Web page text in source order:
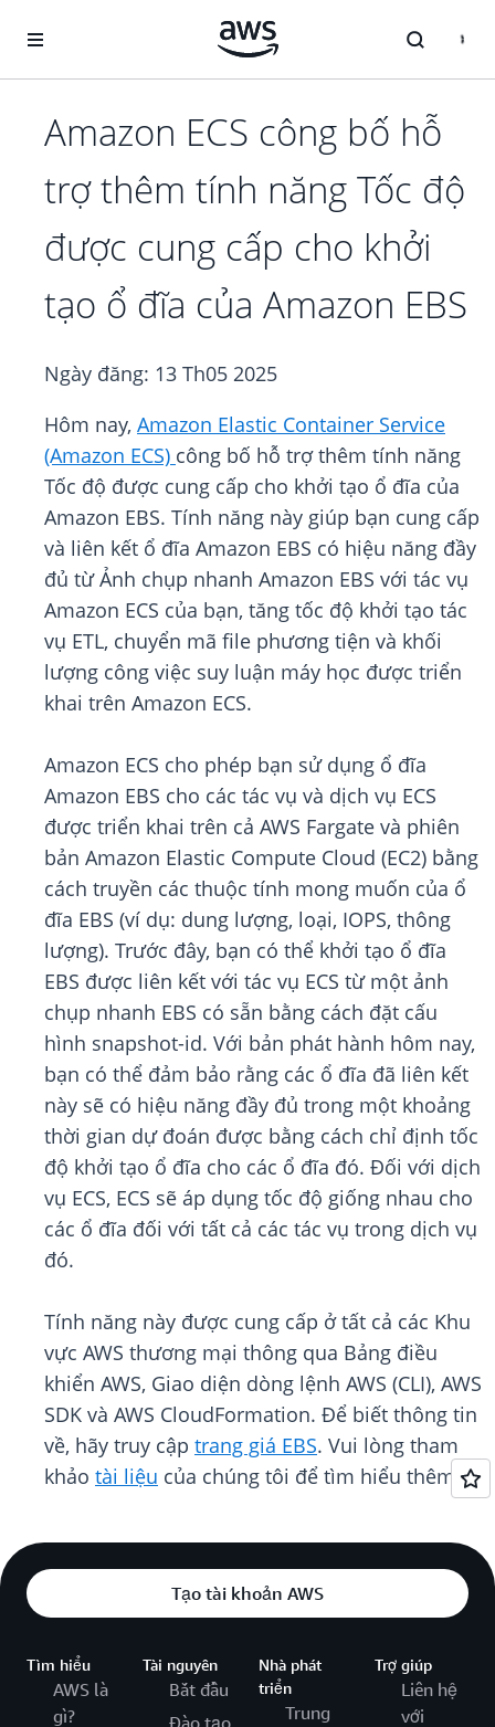
Amazon ECS công bố hỗ
trợ thêm tính năng Tốc độ
được cung cấp cho khởi
tạo ổ đĩa của Amazon EBS
Ngày đăng: 13 Th05 2025
Hôm nay, Amazon Elastic Container Service
(Amazon ECS) công bố hỗ trợ thêm tính năng
Tốc độ được cung cấp cho khởi tạo ổ đĩa của
Amazon EBS. Tính năng này giúp bạn cung cấp
và liên kết ổ đĩa Amazon EBS có hiệu năng đầy
đủ từ Ảnh chụp nhanh Amazon EBS với tác vụ
Amazon ECS của bạn, tăng tốc độ khởi tạo tác
vụ ETL, chuyển mã file phương tiện và khối
lượng công việc suy luận máy học được triển
khai trên Amazon ECS.
Amazon ECS cho phép bạn sử dụng ổ đĩa
Amazon EBS cho các tác vụ và dịch vụ ECS
được triển khai trên cả AWS Fargate và phiên
bản Amazon Elastic Compute Cloud (EC2) bằng
cách truyền các thuộc tính mong muốn của ổ
đĩa EBS (ví dụ: dung lượng, loại, IOPS, thông
lượng). Trước đây, bạn có thể khởi tạo ổ đĩa
EBS được liên kết với tác vụ ECS từ một ảnh
chụp nhanh EBS có sẵn bằng cách đặt cấu
hình snapshot-id. Với bản phát hành hôm nay,
bạn có thể đảm bảo rằng các ổ đĩa đã liên kết
này sẽ có hiệu năng đầy đủ trong một khoảng
thời gian dự đoán được bằng cách chỉ định tốc
độ khởi tạo ổ đĩa cho các ổ đĩa đó. Đối với dịch
vụ ECS, ECS sẽ áp dụng tốc độ giống nhau cho
các ổ đĩa đối với tất cả các tác vụ trong dịch vụ
đó.
Tính năng này được cung cấp ở tất cả các Khu
vực AWS thương mại thông qua Bảng điều
khiển AWS, Giao diện dòng lệnh AWS (CLI), AWS
SDK và AWS CloudFormation. Để biết thông tin
về, hãy truy cập trang giá EBS. Vui lòng tham
khảo tài liệu của chúng tôi để tìm hiểu thêm.
Tạo tài khoản AWS
Tìm hiểu
AWS là
gì?
Tài nguyên
Bắt đầu
Nhà phát
triển
Trung
Trợ giúp
Liên hệ
với